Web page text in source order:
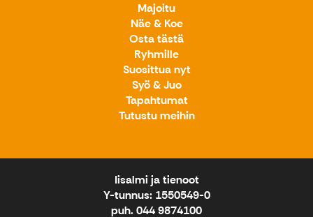
Majoitu
Näe & Koe
Osta tästä
Ryhmille
Suosittua nyt
Syö & Juo
Tapahtumat
Tutustu meihin
Iisalmi ja tienoot
Y-tunnus: 1550549-0
puh. 044 9874100